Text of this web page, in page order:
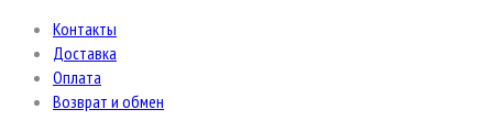
Контакты
Доставка
Оплата
Возврат и обмен